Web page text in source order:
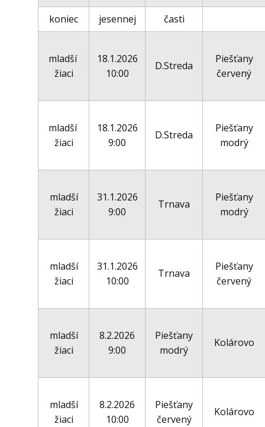
koniec jesennej časti
mladší
žiaci
18.1.2026
10:00
D.Streda
Piešťany
červený
mladší
žiaci
18.1.2026
9:00
D.Streda
Piešťany
modrý
mladší
žiaci
31.1.2026
9:00
Trnava
Piešťany
modrý
mladší
žiaci
31.1.2026
10:00
Trnava
Piešťany
červený
mladší
žiaci
8.2.2026
9:00
Piešťany
modrý
Kolárovo
mladší
žiaci
8.2.2026
10:00
Piešťany
červený
Kolárovo